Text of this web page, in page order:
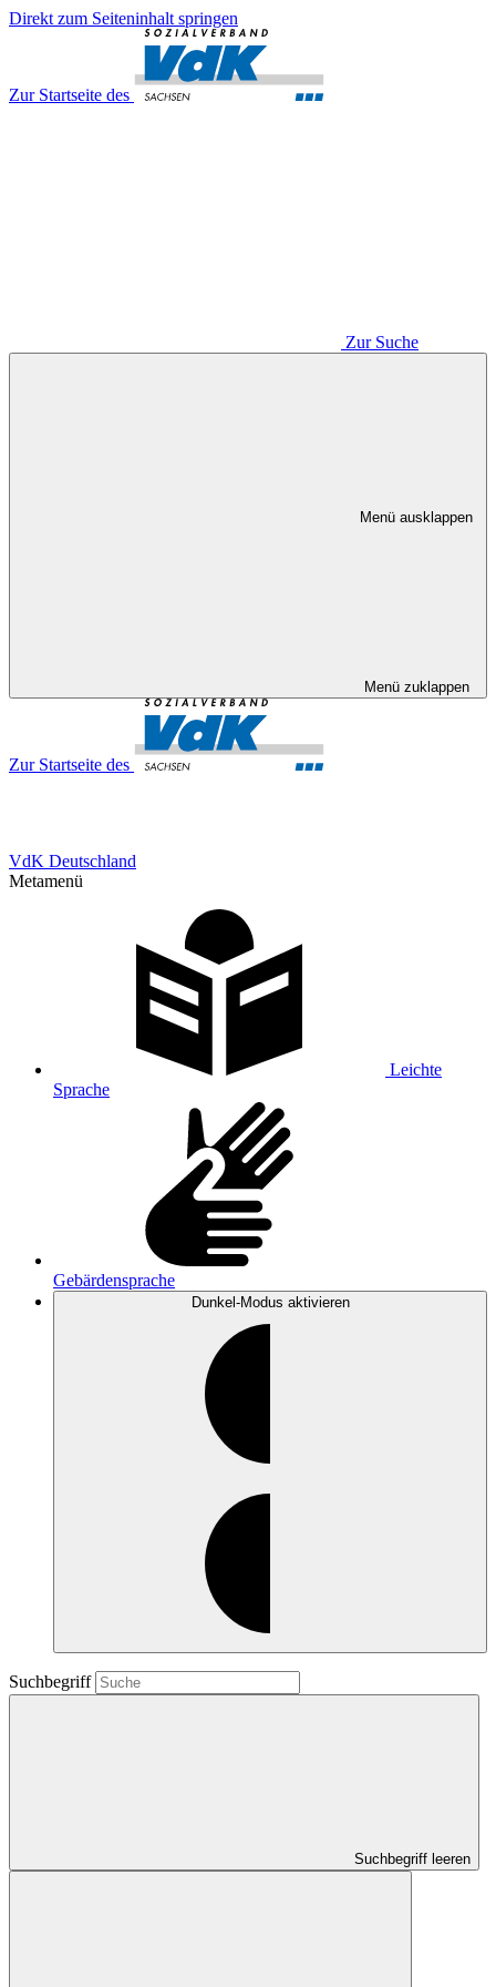
Direkt zum Seiteninhalt springen
Zur Startseite des
Zur Suche
Menü ausklappen
Menü zuklappen
Zur Startseite des
VdK Deutschland
Metamenü
Leichte
Sprache
Gebärdensprache
Dunkel-Modus aktivieren
Suchbegriff
Suchbegriff leeren